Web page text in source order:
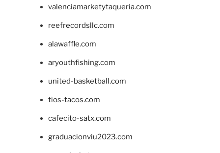
valenciamarketytaqueria.com
reefrecordsllc.com
alawaffle.com
aryouthfishing.com
united-basketball.com
tios-tacos.com
cafecito-satx.com
graduacionviu2023.com